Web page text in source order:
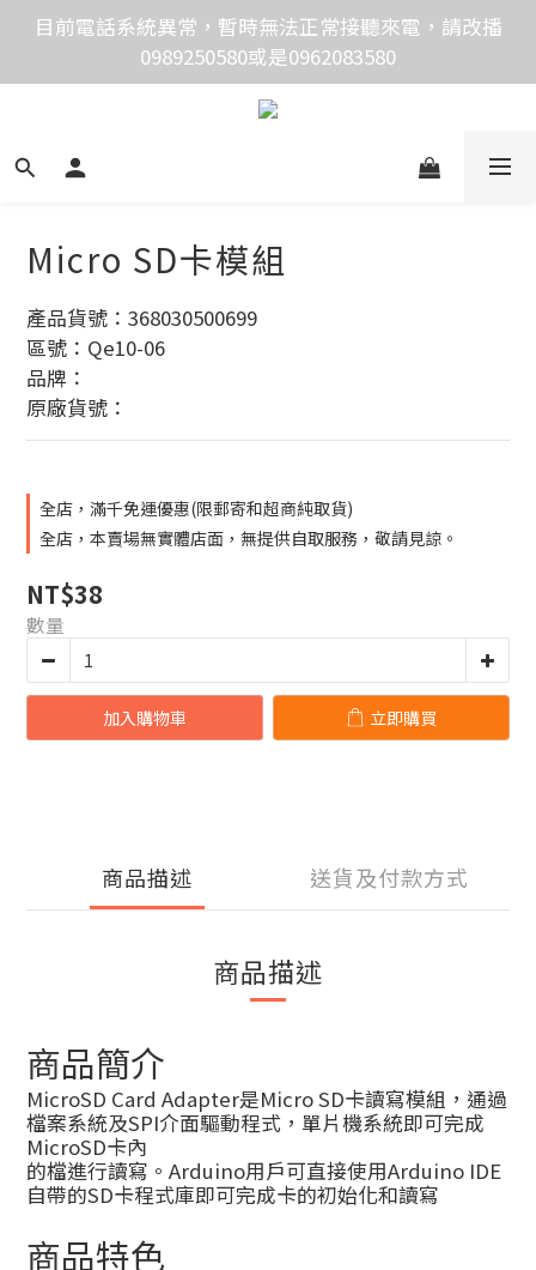
價格均含稅，下單享優惠！歡迎大量採購，由專人提供
專案報價。
目前電話系統異常，暫時無法正常接聽來電，請改播
0989250580或是0962083580
價格均含稅，下單享優惠！歡迎大量採購，由專人提供
Micro SD卡模組
產品貨號：368030500699
區號：Qe10-06
品牌：
原廠貨號：
全店，滿千免運優惠(限郵寄和超商純取貨)
全店，本賣場無實體店面，無提供自取服務，敬請見諒。
NT$38
數量
加入購物車 立即購買
商品描述 送貨及付款方式
商品描述
商品簡介
MicroSD Card Adapter是Micro SD卡讀寫模組，通過
檔案系統及SPI介面驅動程式，單片機系統即可完成
MicroSD卡內
的檔進行讀寫。Arduino用戶可直接使用Arduino IDE
自帶的SD卡程式庫即可完成卡的初始化和讀寫
商品特色